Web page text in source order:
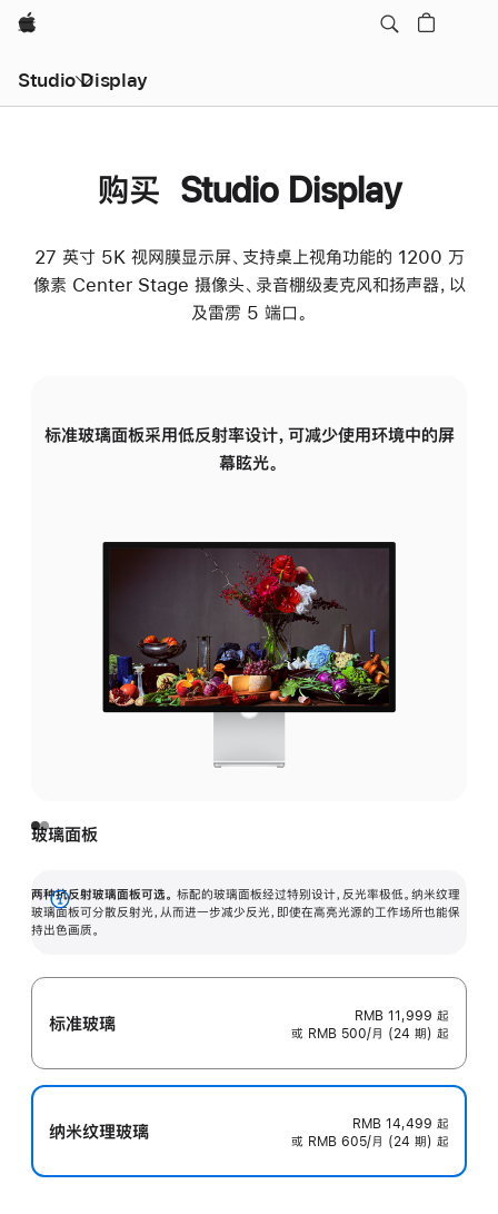
Apple
Studio Display
购买 Studio Display
27 英寸 5K 视网膜显示屏、支持桌上视角功能的 1200 万
像素 Center Stage 摄像头、录音棚级麦克风和扬声器，以
及雷雳 5 端口。
标准玻璃面板采用低反射率设计，可减少使用环境中的屏
幕眩光。
玻璃面板
两种抗反射玻璃面板可选。 标配的玻璃面板经过特别设计，反光率极低。纳米纹理
玻璃面板可分散反射光，从而进一步减少反光，即使在高亮光源的工作场所也能保
持出色画质。
展
开
标准玻璃 RMB 11,999 起
或 RMB 500/月 (24 期) 起
纳米纹理玻璃 RMB 14,499 起
或 RMB 605/月 (24 期) 起